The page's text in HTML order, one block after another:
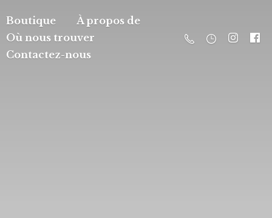
Boutique
À propos de
Où nous trouver
Contactez-nous